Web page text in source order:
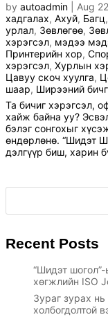
by autoadmin Aug
хадгалах, Ахуй, Багц,
урлал, Зөвлөгөө,
хэрэгсэл, мэдээ
Принтерийн хор,
хэрэгсэл, Хурлын
Цавуу скоч хуулга,
шаар, Ширээний
Та бичиг хэрэгсэл,
хайж байна уу?
бэлэг сонгохыг
өндөрлөнө. “Шидэт
дэлгүүр биш, харин
Recent Posts
“Шидэт
хөгжлийн ISO
Зураг зурах
холбогдолтой